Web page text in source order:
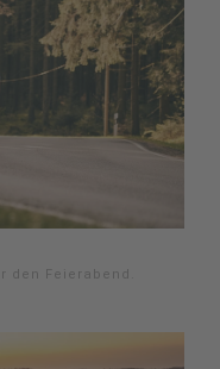
den Feierabend.